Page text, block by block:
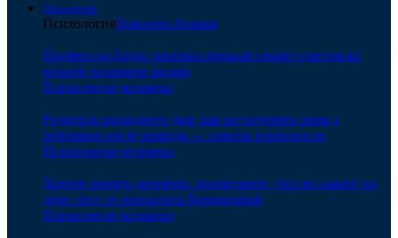
Психология
ПсихологияПоказать больше
Профессор Брукс раскрыл верный секрет счастья во
второй половине жизни
Психология человека
Родитель выходного дня: как не потерять связь с
ребенком после развода — советы психологов
Психология человека
Хотите понять человека, посмотрите, что он сажает на
даче: тест от психолога Верчиновой
Психология человека